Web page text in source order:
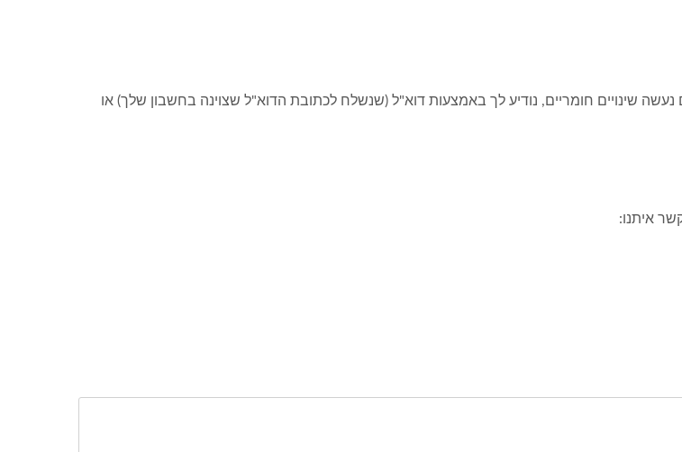
נעשה שינויים חומריים, נודיע לך באמצעות דוא"ל (שנשלח לכתובת הדוא"ל שצוינה בחשבון שלך) או
איתנו: